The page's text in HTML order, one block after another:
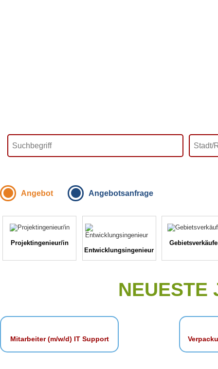
Angebot Angebotsanfrage
Projektingenieur/in
Entwicklungsingenieur
NEUESTE
Mitarbeiter (m/w/d) IT Support